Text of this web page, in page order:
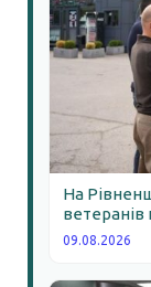
На
ветеранів
09.08.2026